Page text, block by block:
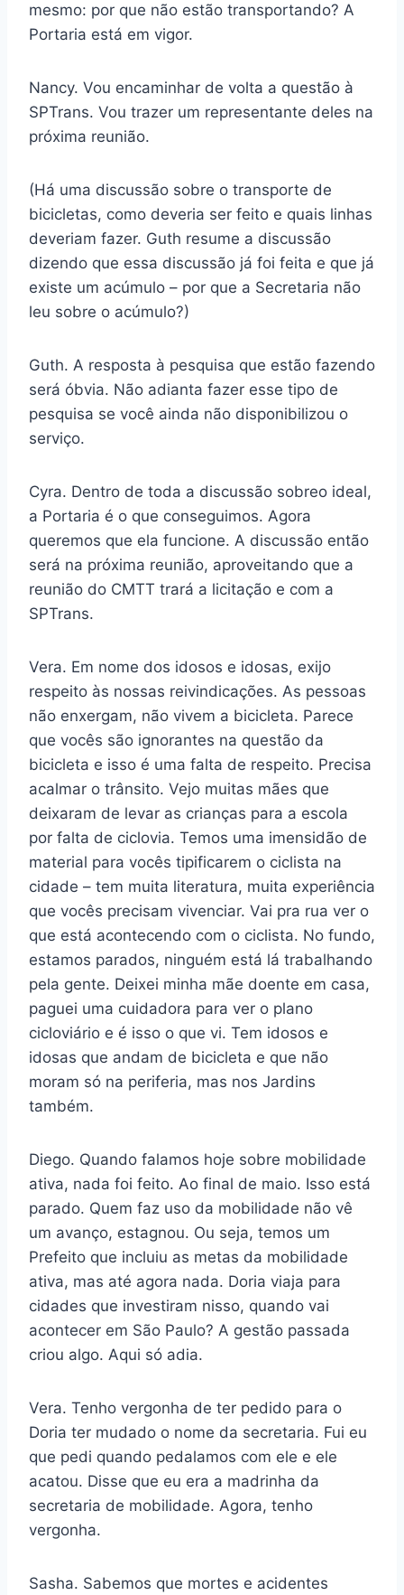
mesmo: por que não estão transportando? A
Portaria está em vigor.
Nancy. Vou encaminhar de volta a questão à
SPTrans. Vou trazer um representante deles na
próxima reunião.
(Há uma discussão sobre o transporte de
bicicletas, como deveria ser feito e quais linhas
deveriam fazer. Guth resume a discussão
dizendo que essa discussão já foi feita e que já
existe um acúmulo – por que a Secretaria não
leu sobre o acúmulo?)
Guth. A resposta à pesquisa que estão fazendo
será óbvia. Não adianta fazer esse tipo de
pesquisa se você ainda não disponibilizou o
serviço.
Cyra. Dentro de toda a discussão sobreo ideal,
a Portaria é o que conseguimos. Agora
queremos que ela funcione. A discussão então
será na próxima reunião, aproveitando que a
reunião do CMTT trará a licitação e com a
SPTrans.
Vera. Em nome dos idosos e idosas, exijo
respeito às nossas reivindicações. As pessoas
não enxergam, não vivem a bicicleta. Parece
que vocês são ignorantes na questão da
bicicleta e isso é uma falta de respeito. Precisa
acalmar o trânsito. Vejo muitas mães que
deixaram de levar as crianças para a escola
por falta de ciclovia. Temos uma imensidão de
material para vocês tipificarem o ciclista na
cidade – tem muita literatura, muita experiência
que vocês precisam vivenciar. Vai pra rua ver o
que está acontecendo com o ciclista. No fundo,
estamos parados, ninguém está lá trabalhando
pela gente. Deixei minha mãe doente em casa,
paguei uma cuidadora para ver o plano
cicloviário e é isso o que vi. Tem idosos e
idosas que andam de bicicleta e que não
moram só na periferia, mas nos Jardins
também.
Diego. Quando falamos hoje sobre mobilidade
ativa, nada foi feito. Ao final de maio. Isso está
parado. Quem faz uso da mobilidade não vê
um avanço, estagnou. Ou seja, temos um
Prefeito que incluiu as metas da mobilidade
ativa, mas até agora nada. Doria viaja para
cidades que investiram nisso, quando vai
acontecer em São Paulo? A gestão passada
criou algo. Aqui só adia.
Vera. Tenho vergonha de ter pedido para o
Doria ter mudado o nome da secretaria. Fui eu
que pedi quando pedalamos com ele e ele
acatou. Disse que eu era a madrinha da
secretaria de mobilidade. Agora, tenho
vergonha.
Sasha. Sabemos que mortes e acidentes